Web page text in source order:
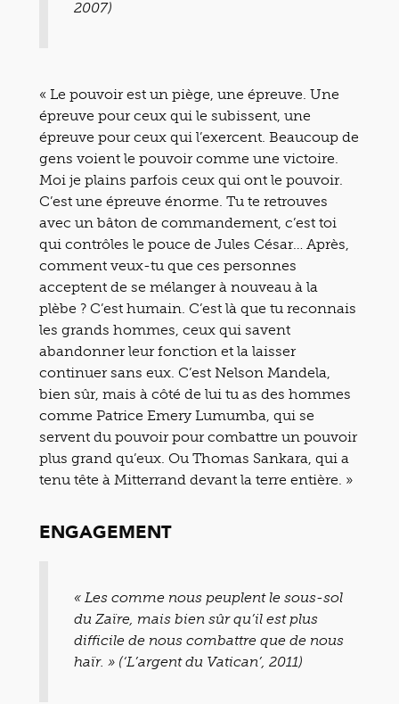
2007)
« Le pouvoir est un piège, une épreuve. Une
épreuve pour ceux qui le subissent, une
épreuve pour ceux qui l’exercent. Beaucoup de
gens voient le pouvoir comme une victoire.
Moi je plains parfois ceux qui ont le pouvoir.
C’est une épreuve énorme. Tu te retrouves
avec un bâton de commandement, c’est toi
qui contrôles le pouce de Jules César… Après,
comment veux-tu que ces personnes
acceptent de se mélanger à nouveau à la
plèbe ? C’est humain. C’est là que tu reconnais
les grands hommes, ceux qui savent
abandonner leur fonction et la laisser
continuer sans eux. C’est Nelson Mandela,
bien sûr, mais à côté de lui tu as des hommes
comme Patrice Emery Lumumba, qui se
servent du pouvoir pour combattre un pouvoir
plus grand qu’eux. Ou Thomas Sankara, qui a
tenu tête à Mitterrand devant la terre entière. »
ENGAGEMENT
« Les comme nous peuplent le sous-sol
du Zaïre, mais bien sûr qu’il est plus
difficile de nous combattre que de nous
haïr. » (‘L’argent du Vatican’, 2011)